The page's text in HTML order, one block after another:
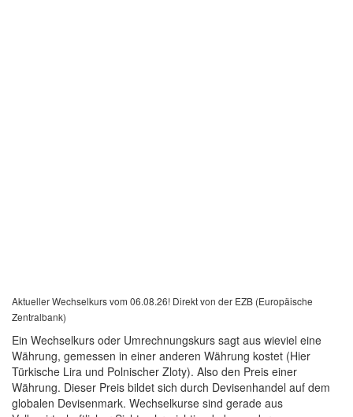
Aktueller Wechselkurs vom 06.08.26! Direkt von der EZB (Europäische
Zentralbank)
Ein Wechselkurs oder Umrechnungskurs sagt aus wieviel eine
Währung, gemessen in einer anderen Währung kostet (Hier
Türkische Lira und Polnischer Zloty). Also den Preis einer
Währung. Dieser Preis bildet sich durch Devisenhandel auf dem
globalen Devisenmark. Wechselkurse sind gerade aus